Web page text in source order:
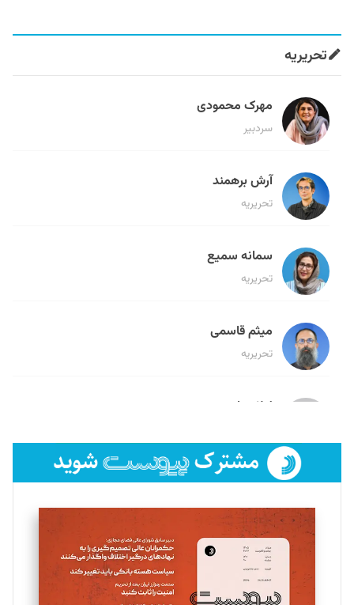
تحریریه
مهرک محمودی
سردبیر
آرش برهمند
تحریریه
سمانه سمیع
تحریریه
میثم قاسمی
تحریریه
لیلا حنارود
فائزه فتحی رستمی
تحریریه
سروش کرمیان
تحریریه